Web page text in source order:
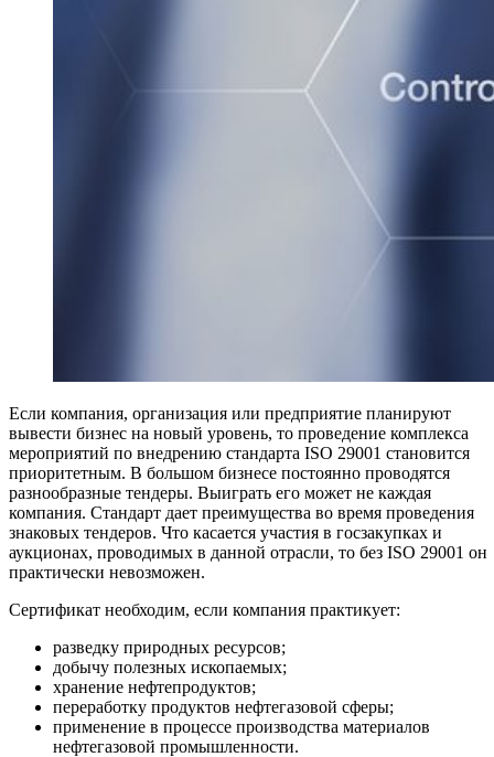
Если компания, организация или предприятие планируют
вывести бизнес на новый уровень, то проведение комплекса
мероприятий по внедрению стандарта ISO 29001 становится
приоритетным. В большом бизнесе постоянно проводятся
разнообразные тендеры. Выиграть его может не каждая
компания. Стандарт дает преимущества во время проведения
знаковых тендеров. Что касается участия в госзакупках и
аукционах, проводимых в данной отрасли, то без ISO 29001 он
практически невозможен.
Сертификат необходим, если компания практикует:
разведку природных ресурсов;
добычу полезных ископаемых;
хранение нефтепродуктов;
переработку продуктов нефтегазовой сферы;
применение в процессе производства материалов
нефтегазовой промышленности.